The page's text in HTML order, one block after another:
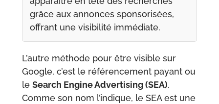
grâce aux annonces sponsorisées,
offrant une visibilité immédiate.
L’autre méthode pour être visible sur
Google, c’est le référencement payant ou
le Search Engine Advertising (SEA).
Comme son nom l’indique, le SEA est une